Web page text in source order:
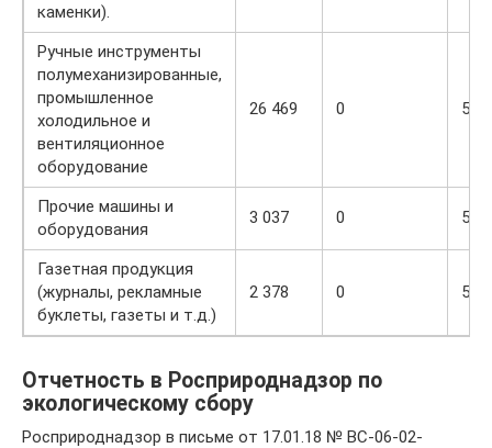
каменки).
Ручные инструменты
полумеханизированные,
промышленное
холодильное и
вентиляционное
оборудование
26 469 0 5
Прочие машины и
оборудования
3 037 0 5
Газетная продукция
(журналы, рекламные
буклеты, газеты и т.д.)
2 378 0 5
Отчетность в Росприроднадзор по
экологическому сбору
Росприроднадзор в письме от 17.01.18 № ВС-06-02-